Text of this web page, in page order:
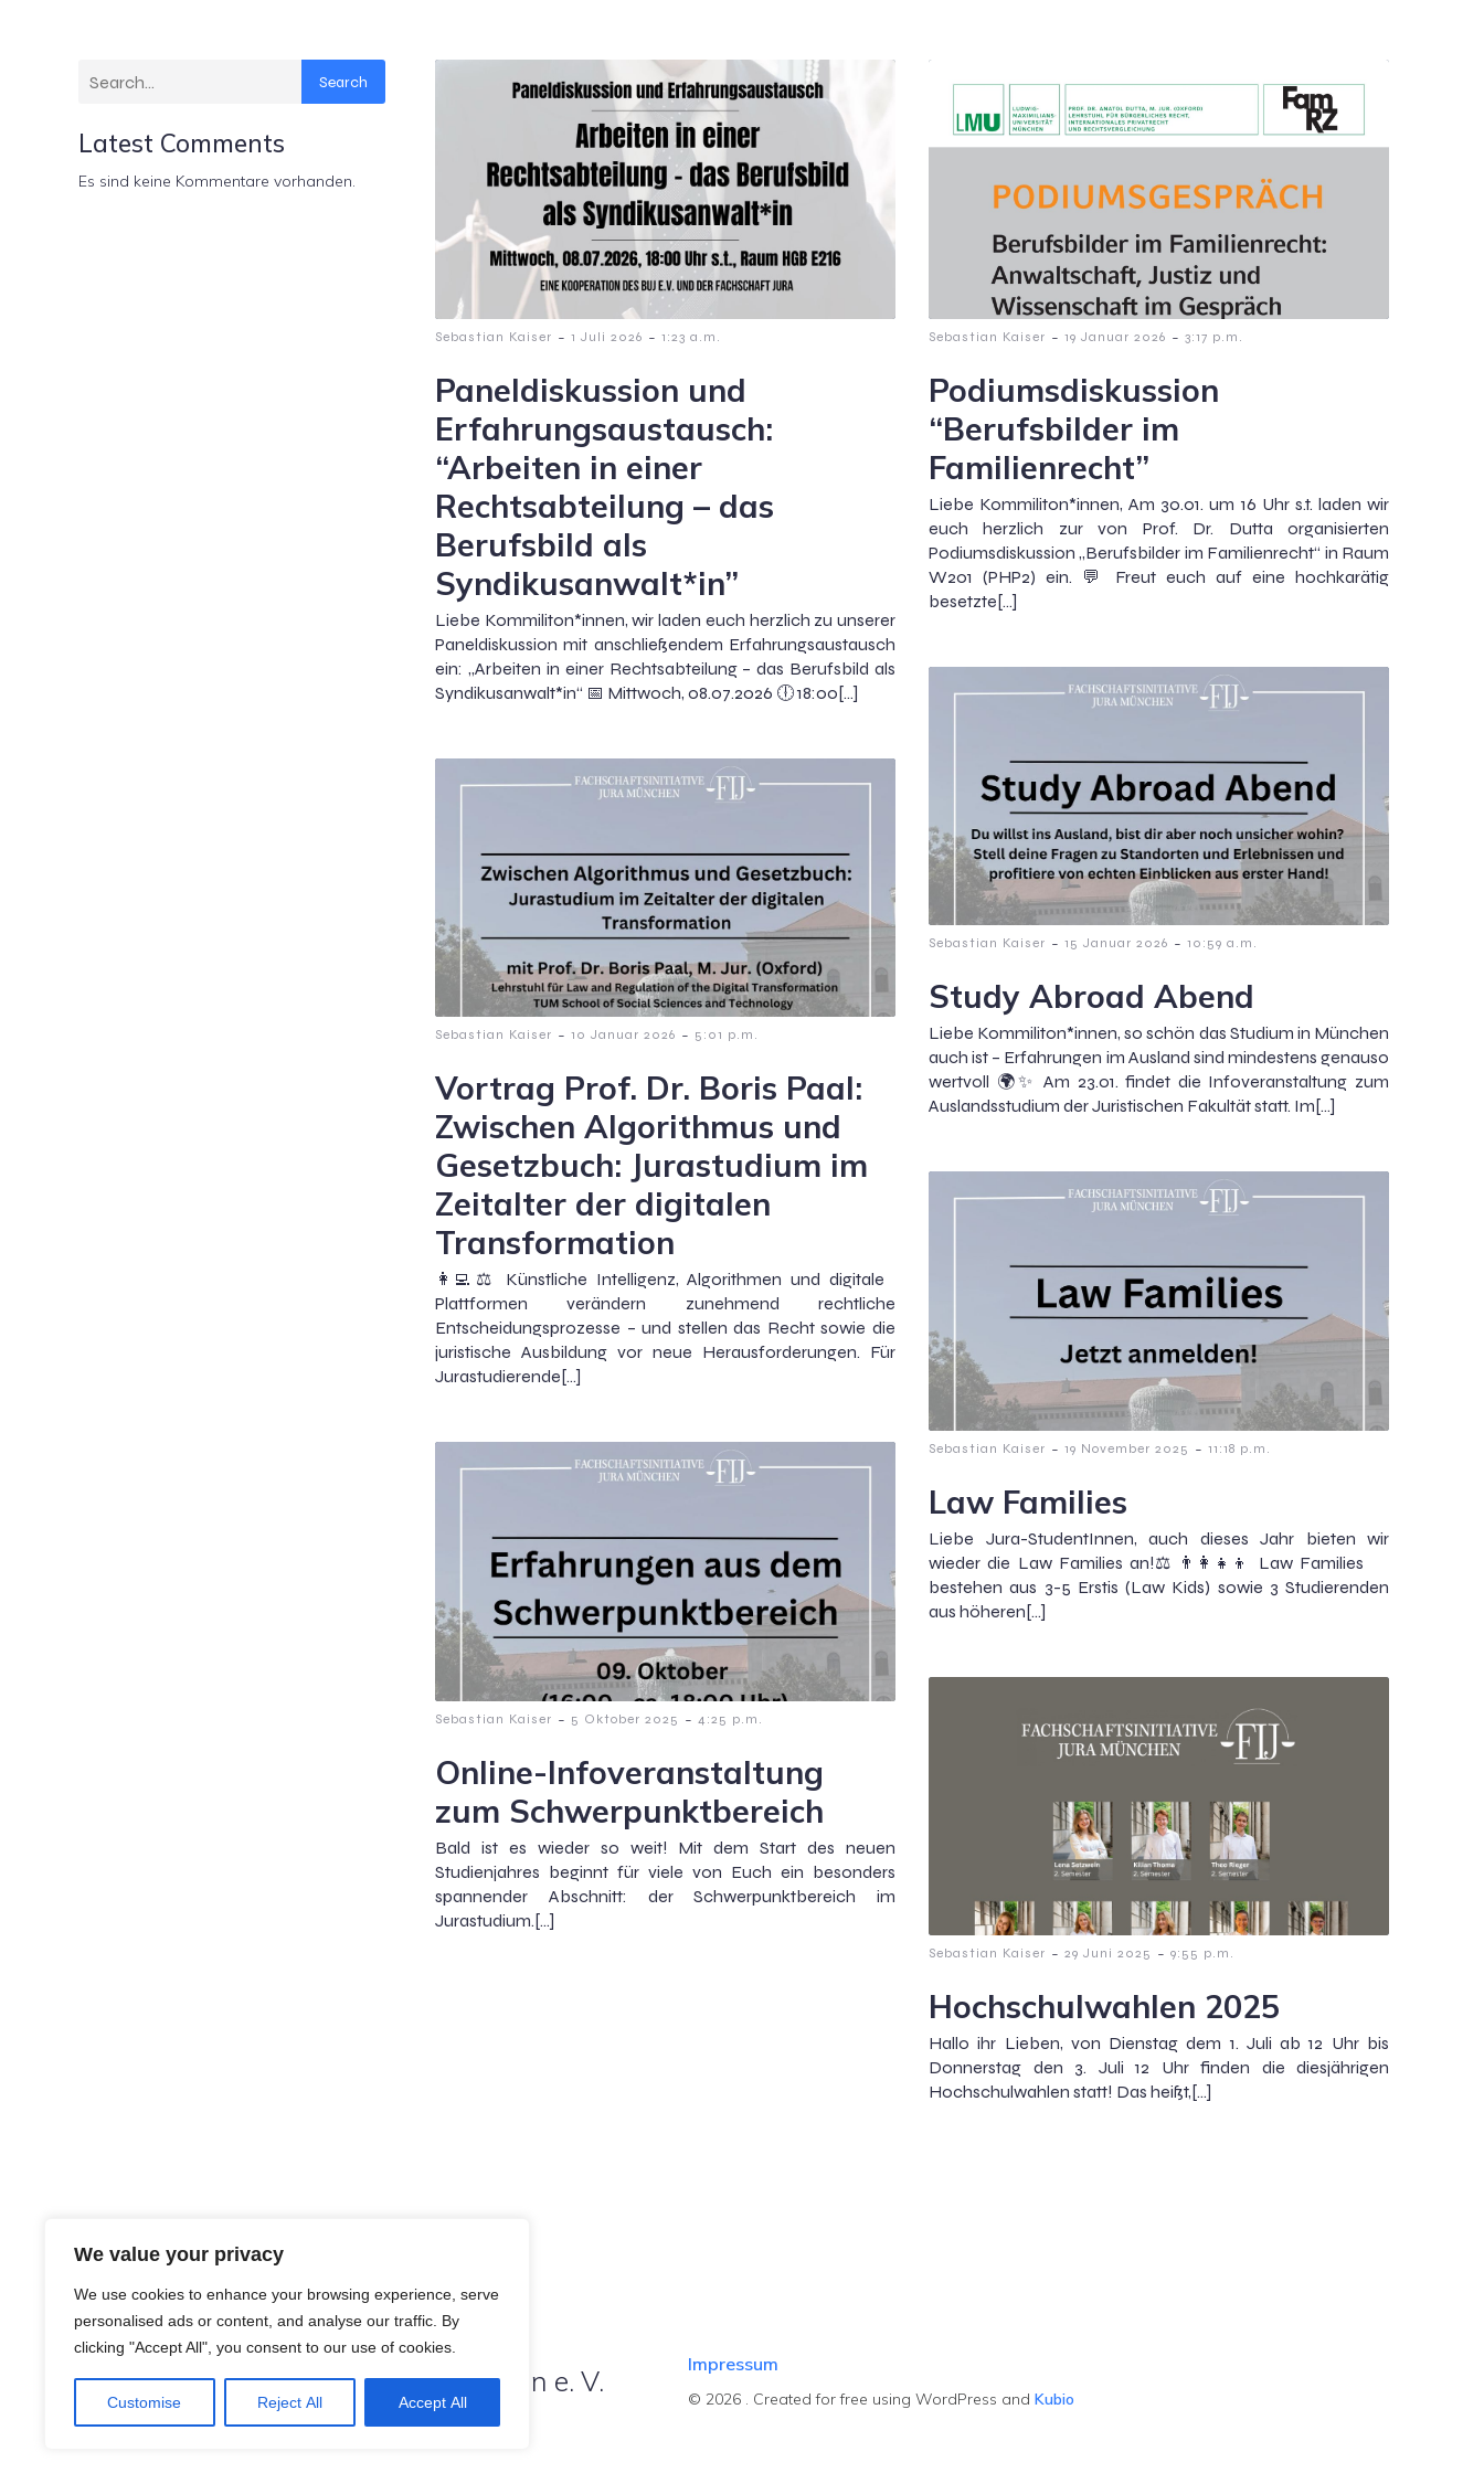
We value your privacy
We use cookies to enhance your browsing experience, serve
personalised ads or content, and analyse our traffic. By
clicking "Accept All", you consent to our use of cookies.
Customise Reject All Accept All
Search
Latest Comments
Es sind keine Kommentare vorhanden.
Sebastian Kaiser - 1 Juli 2026 - 1:23 a.m.
Paneldiskussion und
Erfahrungsaustausch:
“Arbeiten in einer
Rechtsabteilung – das
Berufsbild als
Syndikusanwalt*in”
Liebe Kommiliton*innen, wir laden euch herzlich zu unserer
Paneldiskussion mit anschließendem Erfahrungsaustausch
ein: „Arbeiten in einer Rechtsabteilung – das Berufsbild als
Syndikusanwalt*in“ 📅 Mittwoch, 08.07.2026 🕕 18:00[…]
Sebastian Kaiser - 19 Januar 2026 - 3:17 p.m.
Podiumsdiskussion
“Berufsbilder im
Familienrecht”
Liebe Kommiliton*innen, Am 30.01. um 16 Uhr s.t. laden wir
euch herzlich zur von Prof. Dr. Dutta organisierten
Podiumsdiskussion „Berufsbilder im Familienrecht“ in Raum
W201 (PHP2) ein. 💬 Freut euch auf eine hochkarätig
besetzte[…]
Sebastian Kaiser - 15 Januar 2026 - 10:59 a.m.
Study Abroad Abend
Liebe Kommiliton*innen, so schön das Studium in München
auch ist – Erfahrungen im Ausland sind mindestens genauso
wertvoll 🌍✨ Am 23.01. findet die Infoveranstaltung zum
Auslandsstudium der Juristischen Fakultät statt. Im[…]
Sebastian Kaiser - 10 Januar 2026 - 5:01 p.m.
Vortrag Prof. Dr. Boris Paal:
Zwischen Algorithmus und
Gesetzbuch: Jurastudium im
Zeitalter der digitalen
Transformation
👩‍💻⚖️ Künstliche Intelligenz, Algorithmen und digitale
Plattformen verändern zunehmend rechtliche
Entscheidungsprozesse – und stellen das Recht sowie die
juristische Ausbildung vor neue Herausforderungen. Für
Jurastudierende[…]
Sebastian Kaiser - 19 November 2025 - 11:18 p.m.
Law Families
Liebe Jura-StudentInnen, auch dieses Jahr bieten wir
wieder die Law Families an!⚖️👨‍👩‍👧‍👦 Law Families
bestehen aus 3-5 Erstis (Law Kids) sowie 3 Studierenden
aus höheren[…]
Sebastian Kaiser - 5 Oktober 2025 - 4:25 p.m.
Online-Infoveranstaltung
zum Schwerpunktbereich
Bald ist es wieder so weit! Mit dem Start des neuen
Studienjahres beginnt für viele von Euch ein besonders
spannender Abschnitt: der Schwerpunktbereich im
Jurastudium.[…]
Sebastian Kaiser - 29 Juni 2025 - 9:55 p.m.
Hochschulwahlen 2025
Hallo ihr Lieben, von Dienstag dem 1. Juli ab 12 Uhr bis
Donnerstag den 3. Juli 12 Uhr finden die diesjährigen
Hochschulwahlen statt! Das heißt,[…]
Fachschaftsinitiative Jura München e. V. Impressum
© 2026 . Created for free using WordPress and Kubio